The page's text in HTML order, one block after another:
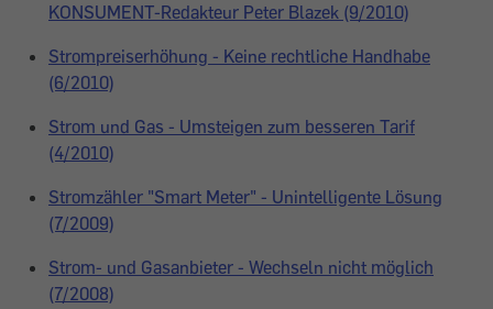
KONSUMENT-Redakteur Peter Blazek (9/2010)
Strompreiserhöhung - Keine rechtliche Handhabe
(6/2010)
Strom und Gas - Umsteigen zum besseren Tarif
(4/2010)
Stromzähler "Smart Meter" - Unintelligente Lösung
(7/2009)
Strom- und Gasanbieter - Wechseln nicht möglich
(7/2008)